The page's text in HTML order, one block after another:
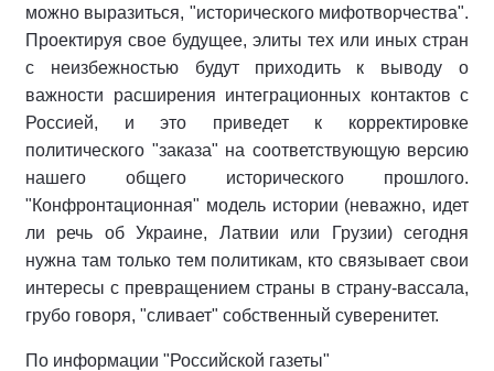
можно выразиться, "исторического мифотворчества".
Проектируя свое будущее, элиты тех или иных стран
с неизбежностью будут приходить к выводу о
важности расширения интеграционных контактов с
Россией, и это приведет к корректировке
политического "заказа" на соответствующую версию
нашего общего исторического прошлого.
"Конфронтационная" модель истории (неважно, идет
ли речь об Украине, Латвии или Грузии) сегодня
нужна там только тем политикам, кто связывает свои
интересы с превращением страны в страну-вассала,
грубо говоря, "сливает" собственный суверенитет.
По информации "Российской газеты"